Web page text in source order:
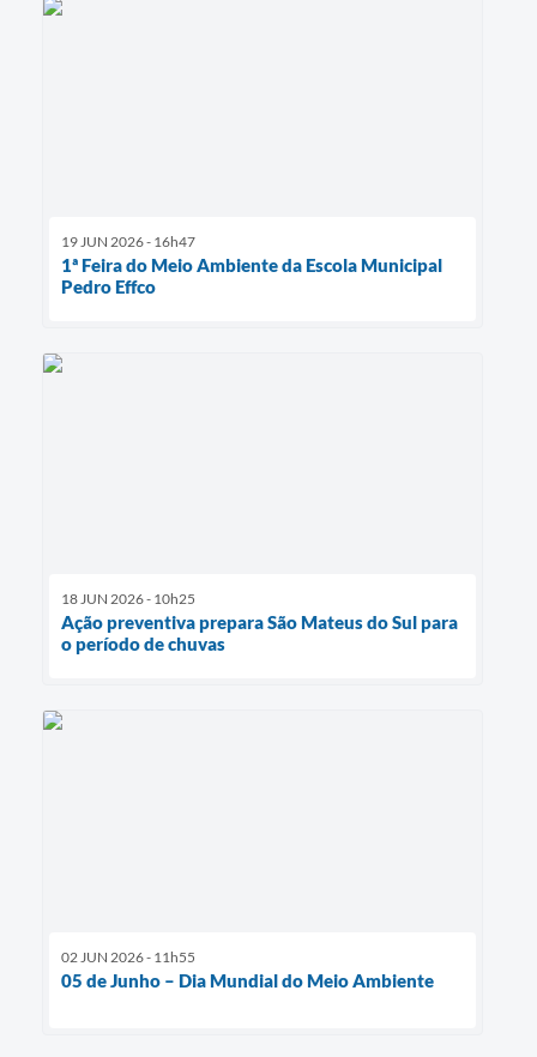
19 JUN 2026 - 16h47
1ª Feira do Meio Ambiente da Escola Municipal
Pedro Effco
18 JUN 2026 - 10h25
Ação preventiva prepara São Mateus do Sul para
o período de chuvas
02 JUN 2026 - 11h55
05 de Junho – Dia Mundial do Meio Ambiente